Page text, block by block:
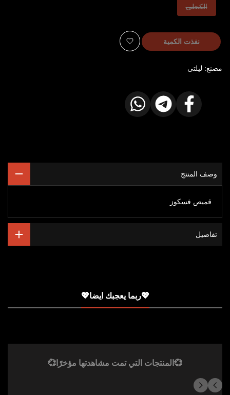
هذا
الخيار
الكحلى
نفذت الكمية
أضف
مصنع: ليلتى
شارك
على
شارك
على
شارك
على
وصف المنتج
قميص فسكوز
تفاصيل
💖ربما يعجبك ايضا💖
💞المنتجات التي تمت مشاهدتها مؤخرًا💞